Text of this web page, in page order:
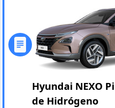
Hyundai NEXO
de Hidrógeno